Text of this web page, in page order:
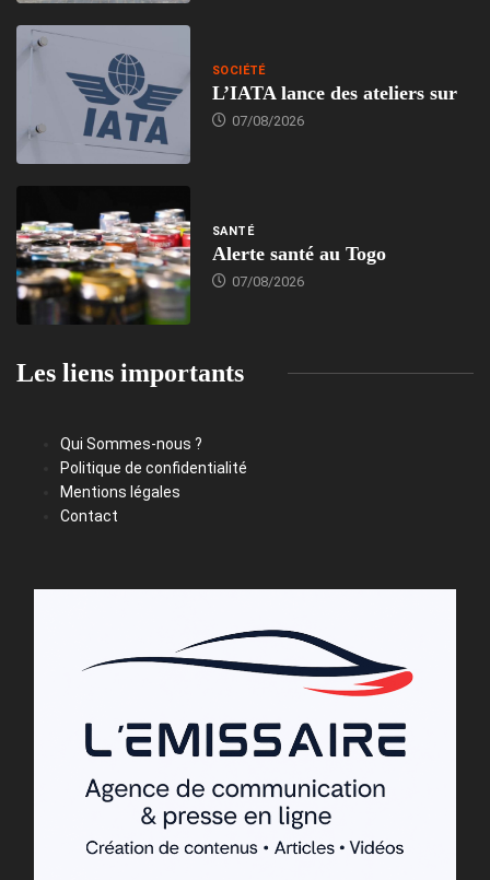
SOCIÉTÉ
L’IATA lance des ateliers sur
07/08/2026
SANTÉ
Alerte santé au Togo
07/08/2026
Les liens importants
Qui Sommes-nous ?
Politique de confidentialité
Mentions légales
Contact